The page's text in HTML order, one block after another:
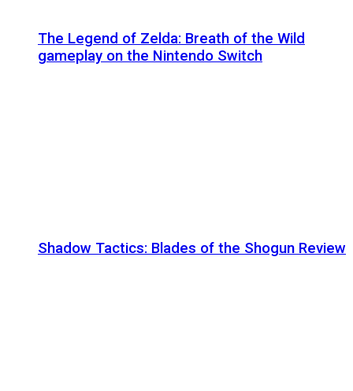
The Legend of Zelda: Breath of the Wild
gameplay on the Nintendo Switch
Shadow Tactics: Blades of the Shogun Review